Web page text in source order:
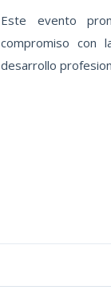
Este evento
compromiso con
desarrollo